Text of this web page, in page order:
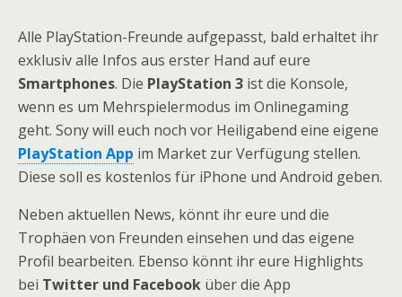
Alle PlayStation-Freunde aufgepasst, bald erhaltet ihr
exklusiv alle Infos aus erster Hand auf eure
Smartphones. Die PlayStation 3 ist die Konsole,
wenn es um Mehrspielermodus im Onlinegaming
geht. Sony will euch noch vor Heiligabend eine eigene
PlayStation App im Market zur Verfügung stellen.
Diese soll es kostenlos für iPhone und Android geben.
Neben aktuellen News, könnt ihr eure und die
Trophäen von Freunden einsehen und das eigene
Profil bearbeiten. Ebenso könnt ihr eure Highlights
bei Twitter und Facebook über die App